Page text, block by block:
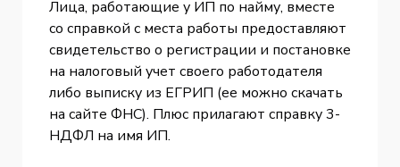
Лица, работающие у ИП по найму, вместе
со справкой с места работы предоставляют
свидетельство о регистрации и постановке
на налоговый учет своего работодателя
либо выписку из ЕГРИП (ее можно скачать
на сайте ФНС). Плюс прилагают справку 3-
НДФЛ на имя ИП.